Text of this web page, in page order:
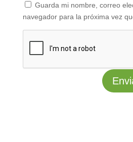
Guarda mi nombre, correo
navegador para la próxima vez